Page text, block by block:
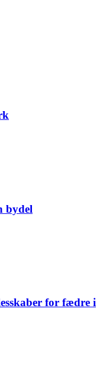
bydel
for fædre i